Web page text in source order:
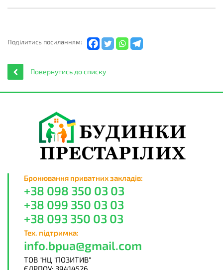
Подiлитись посиланням:
Повернутись до списку
Бронювання приватних закладів:
+38 098 350 03 03
+38 099 350 03 03
+38 093 350 03 03
Тех. підтримка:
info.bpua@gmail.com
ТОВ "НЦ "ПОЗИТИВ"